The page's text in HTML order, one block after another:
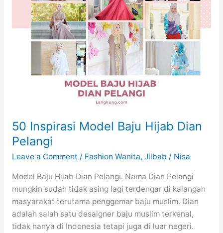
50 Inspirasi Model Baju Hijab Dian
Pelangi
Leave a Comment / Fashion Wanita, Jilbab / Nisa
Model Baju Hijab Dian Pelangi. Nama Dian Pelangi
mungkin sudah tidak asing lagi terdengar di kalangan
masyarakat terutama penggemar baju muslim. Dian
adalah salah satu desaigner baju muslim terkenal,
tidak hanya di Indonesia tetapi juga di luar negeri.